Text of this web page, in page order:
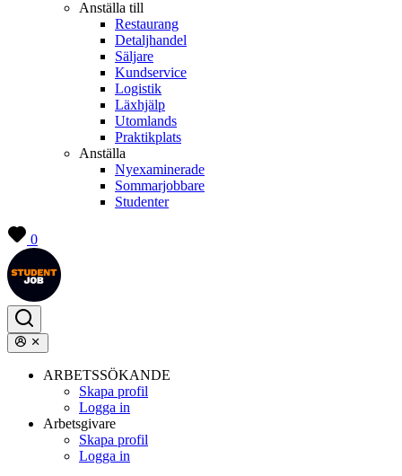
Anställa till
Restaurang
Detaljhandel
Säljare
Kundservice
Logistik
Läxhjälp
Utomlands
Praktikplats
Anställa
Nyexaminerade
Sommarjobbare
Studenter
0
ARBETSSÖKANDE
Skapa profil
Logga in
Arbetsgivare
Skapa profil
Logga in